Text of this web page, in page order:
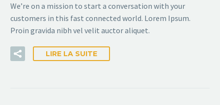
We’re on a mission to start a conversation with your
customers in this fast connected world. Lorem Ipsum.
Proin gravida nibh vel velit auctor aliquet.
LIRE LA SUITE